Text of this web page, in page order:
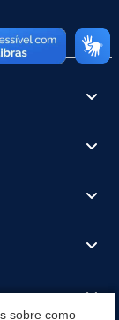
sobre como